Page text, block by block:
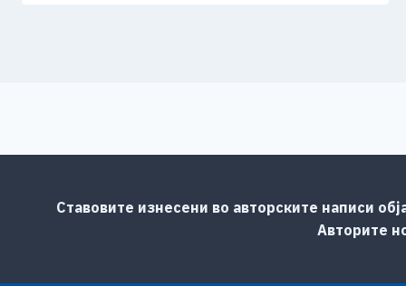
Ставовите изнесени во авторските написи
Авторите